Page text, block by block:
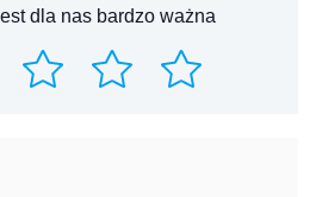
dla nas bardzo ważna